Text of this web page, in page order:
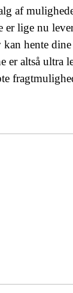
af
er lige nu
kan hente
er altså ultra